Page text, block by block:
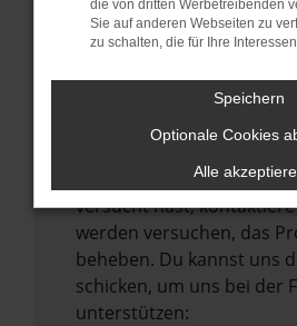
sind.
Veraltete Software birgt
führen, dass bestimmte
Wende dich an den
Wenn du alle oben
versucht hast,
werden versuchen, das
beheben. Du kannst uns
schicken, um uns bei der
unterstützen:
die von dritten Werbetreibenden
Sie auf anderen Webseiten zu
zu schalten, die für Ihre
Speichern
Optionale Cookies
Alle